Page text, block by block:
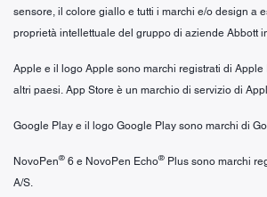
sensore, il colore giallo e tutti i marchi e/o design a
proprietà intellettuale del gruppo di aziende Abbott
Apple e il logo Apple sono marchi registrati di Apple
altri paesi. App Store è un marchio di servizio di
Google Play e il logo Google Play sono marchi di
NovoPen® 6 e NovoPen Echo® Plus sono marchi
A/S.